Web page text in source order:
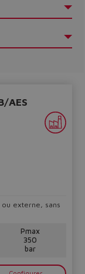
AES
externe, sans
Pmax
350
bar